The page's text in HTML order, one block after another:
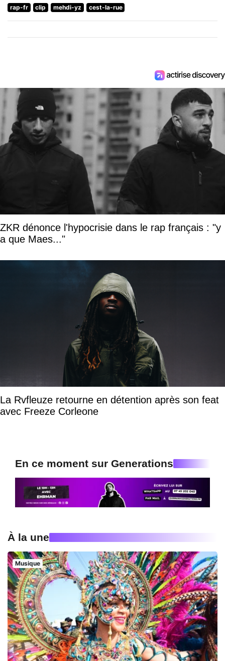
rap-fr clip mehdi-yz cest-la-rue
ZKR dénonce l'hypocrisie dans le rap français : "y
a que Maes..."
La Rvfleuze retourne en détention après son feat
avec Freeze Corleone
En ce moment sur Generations
À la une
Musique